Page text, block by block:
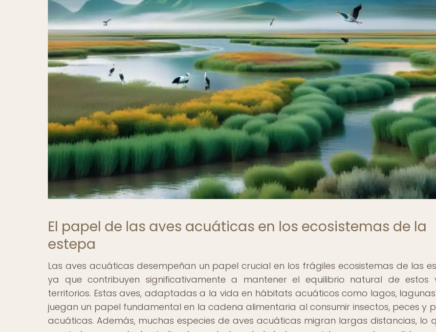
El papel de las aves acuáticas en los ecosistemas de la
estepa
Las aves acuáticas desempeñan un papel crucial en los frágiles ecosistemas de las
ya que contribuyen significativamente a mantener el equilibrio natural de estos
territorios. Estas aves, adaptadas a la vida en hábitats acuáticos como lagos,
juegan un papel fundamental en la cadena alimentaria al consumir insectos, peces y
acuáticas. Además, muchas especies de aves acuáticas migran largas distancias, lo